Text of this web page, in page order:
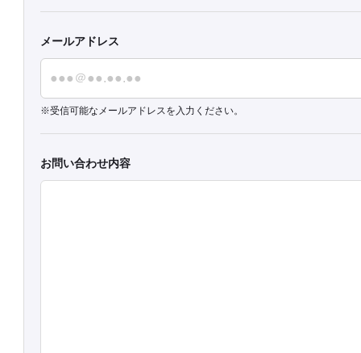
メールアドレス
受信可能なメールアドレスを入力ください。
お問い合わせ内容